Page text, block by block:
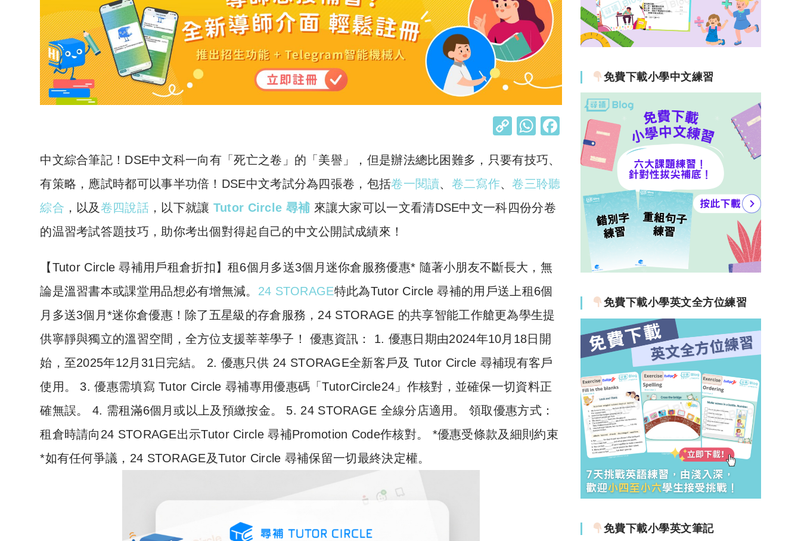
C
p
y
Li
W
at
s
A
中文綜合筆記！DSE中文科一向有「死亡之卷」的「美譽」，但是辦法總比困難多，只要有技巧、
有策略，應試時都可以事半功倍！DSE中文考試分為四張卷，包括卷一閱讀、 卷二寫作、卷三聆聽
綜合 ，以及 卷四說話，以下就讓 Tutor Circle 尋補 來讓大家可以一文看清DSE中文一科四份分卷
的温習考試答題技巧，助你考出個對得起自己的中文公開試成績來！
​【Tutor Circle 尋補用戶租倉折扣】租6個月多送3個月迷你倉服務優惠* 隨著小朋友不斷長大，無
論是溫習書本或課堂用品想必有增無減。 24 STORAGE特此為Tutor Circle 尋補的用戶送上租6個
月多送3個月*迷你倉優惠！除了五星級的存倉服務，24 STORAGE 的共享智能工作艙更為學生提
供寧靜與獨立的溫習空間，全方位支援莘莘學子！ 優惠資訊： 1. 優惠日期由2024年10月18日開
始，至2025年12月31日完結。 2. 優惠只供 24 STORAGE全新客戶及 Tutor Circle 尋補現有客戶
使用。 3. 優惠需填寫 Tutor Circle 尋補專用優惠碼「TutorCircle24」作核對，並確保一切資料正
確無誤。 4. 需租滿6個月或以上及預繳按金。 5. 24 STORAGE 全線分店適用。 領取優惠方式：
租倉時請向24 STORAGE出示Tutor Circle 尋補Promotion Code作核對。 *優惠受條款及細則約束
*如有任何爭議，24 STORAGE及Tutor Circle 尋補保留一切最終決定權。
免費下載小學中文練習
免費下載小學英文全方位練習
免費下載小學英文筆記